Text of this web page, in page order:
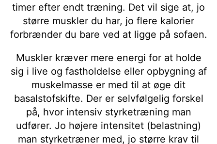
timer efter endt træning. Det vil sige at, jo
større muskler du har, jo flere kalorier
forbrænder du bare ved at ligge på sofaen.
Muskler kræver mere energi for at holde
sig i live og fastholdelse eller opbygning af
muskelmasse er med til at øge dit
basalstofskifte. Der er selvfølgelig forskel
på, hvor intensiv styrketræning man
udfører. Jo højere intensitet (belastning)
man styrketræner med, jo større krav til